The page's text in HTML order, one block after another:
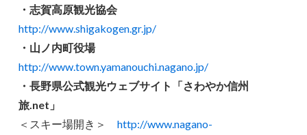
・志賀高原観光協会
http://www.shigakogen.gr.jp/
・山ノ内町役場
http://www.town.yamanouchi.nagano.jp/
・長野県公式観光ウェブサイト「さわやか信州
旅.net」
＜スキー場開き＞http://www.nagano-